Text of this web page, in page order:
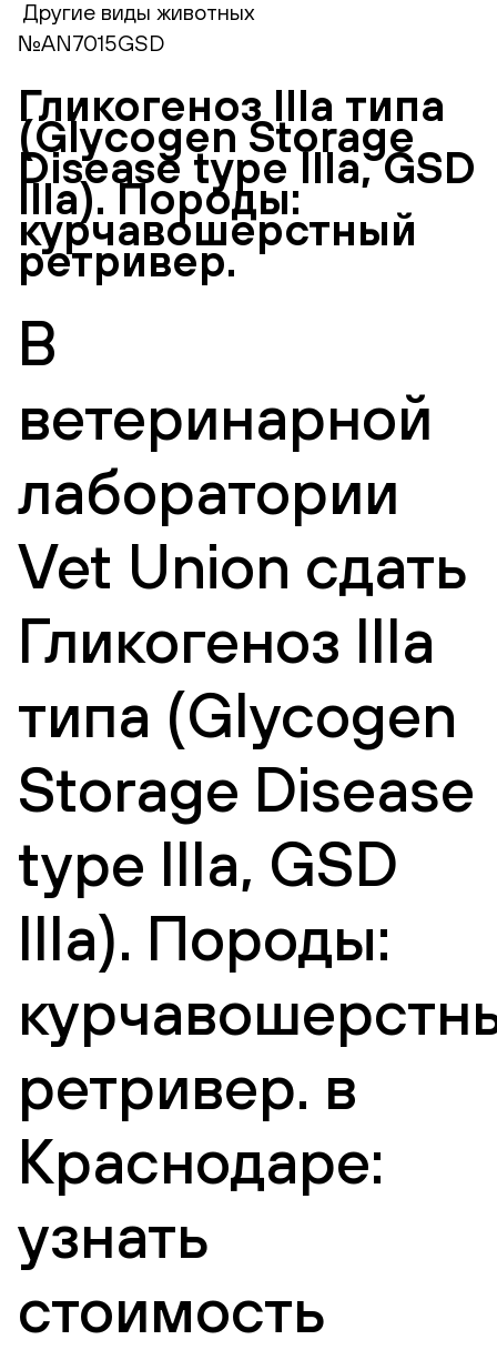
Другие виды животных
№AN7015GSD
Гликогеноз IIIa типа
(Glycogen Storage
Disease type IIIa, GSD
IIIa). Породы:
курчавошерстный
ретривер.
В
ветеринарной
лаборатории
Vet Union сдать
Гликогеноз IIIa
типа (Glycogen
Storage Disease
type IIIa, GSD
IIIa). Породы:
ретривер. в
Краснодаре:
узнать
стоимость